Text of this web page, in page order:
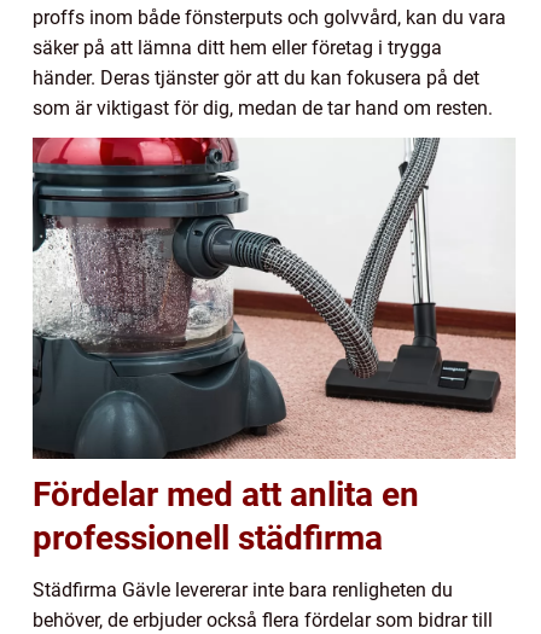
proffs inom både fönsterputs och golvvård, kan du vara
säker på att lämna ditt hem eller företag i trygga
händer. Deras tjänster gör att du kan fokusera på det
som är viktigast för dig, medan de tar hand om resten.
Fördelar med att anlita en
professionell städfirma
Städfirma Gävle levererar inte bara renligheten du
behöver, de erbjuder också flera fördelar som bidrar till